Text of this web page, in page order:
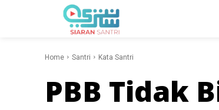
Home Santri Kata Santri
PBB Tidak